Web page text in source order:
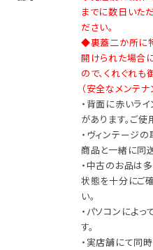
までに数日いた
ださい。
◆裏蓋二か所に
開けられた場合
ので、くれぐれも
（安全なメンテ
・背面に赤いラ
があります。ご使
・ヴィンテージ
商品と一緒に同送
・中古のお品は
状態を十分にご
い。
・パソコンによ
す。
・実店舗にて同